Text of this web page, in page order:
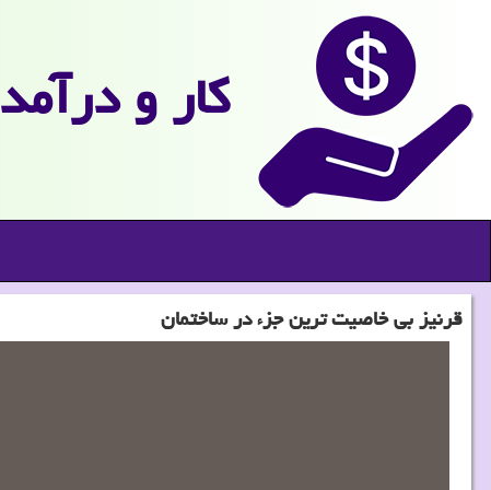
كار و درآمد
قرنیز بی خاصیت ترین جزء در ساختمان